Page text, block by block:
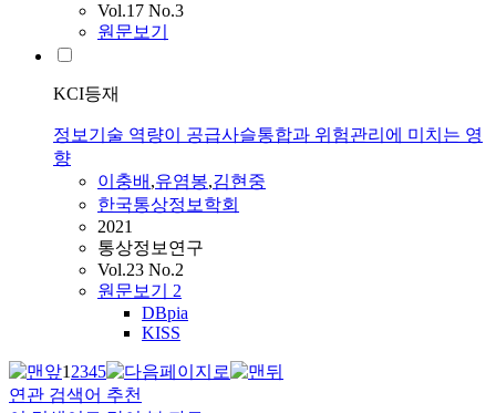
Vol.17 No.3
원문보기
KCI등재
정보기술 역량이 공급사슬통합과 위험관리에 미치는 영
향
이충배 ,유염봉,김현중
한국통상정보학회
2021
통상정보연구
Vol.23 No.2
원문보기 2
DBpia
KISS
12345
연관 검색어 추천